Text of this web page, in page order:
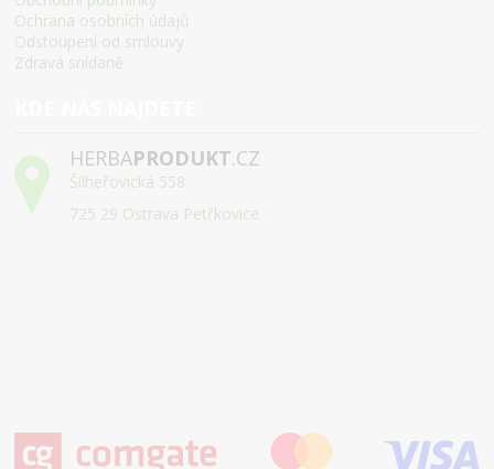
Ochrana osobních údajů
Odstoupení od smlouvy
Zdravá snídaně
HERBAPRODUKT.CZ
Šilheřovická 558
725 29 Ostrava Petřkovice